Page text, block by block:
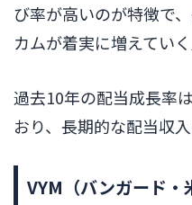
び率が高いのが特徴で
カムが着実に増えてい
過去10年の配当成長率
おり、長期的な配当収
VYM（バンガード・